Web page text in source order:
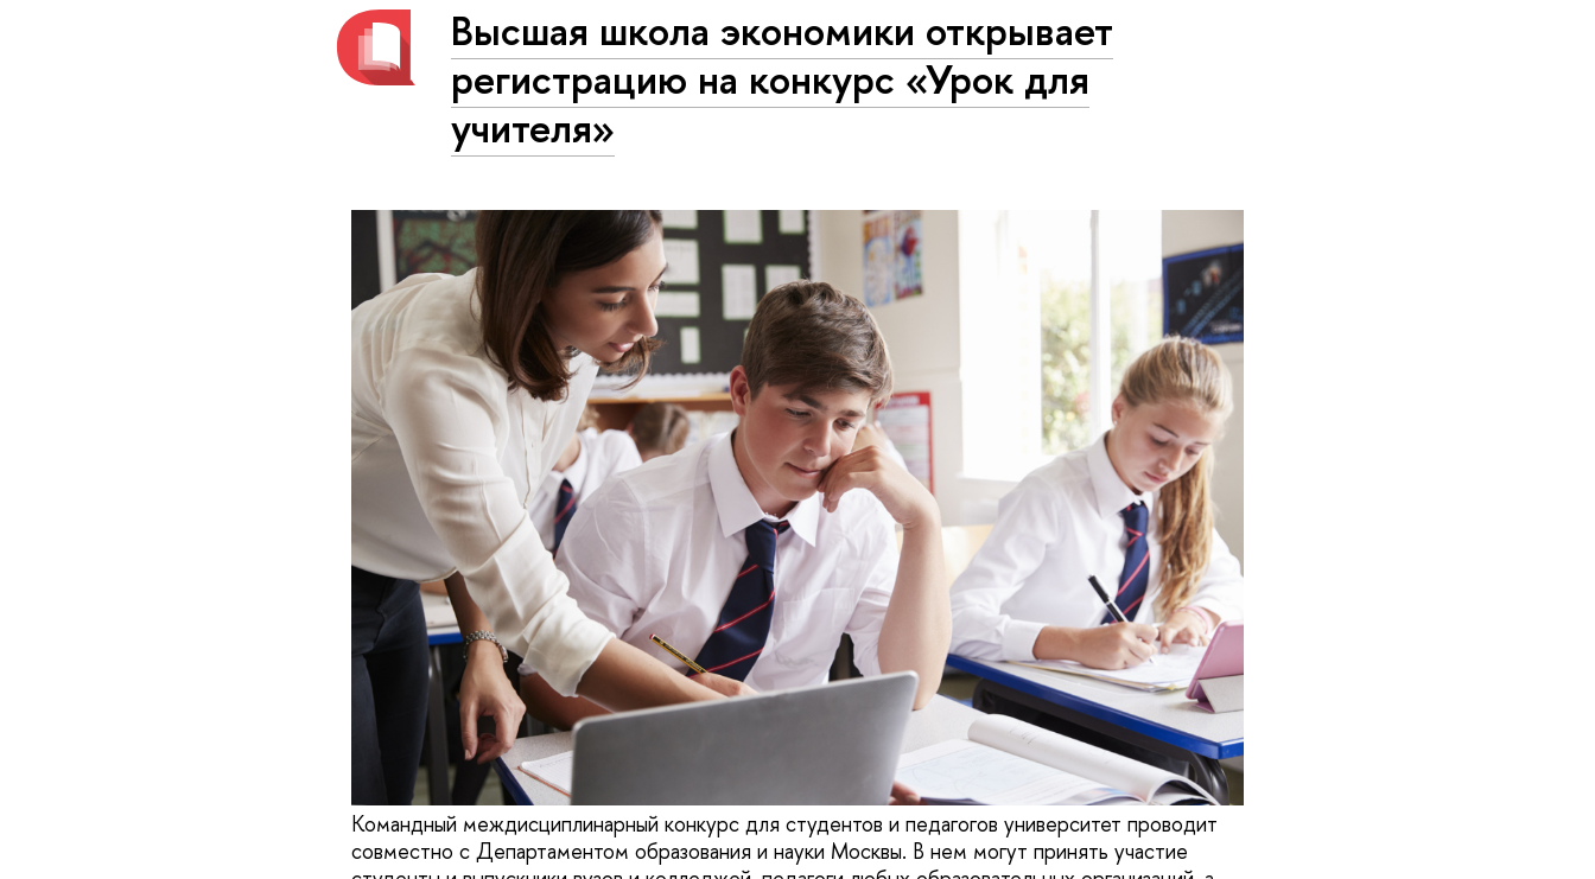
Высшая школа экономики открывает
регистрацию на конкурс «Урок для
учителя»
Командный междисциплинарный конкурс для студентов и педагогов университет проводит
совместно с Департаментом образования и науки Москвы. В нем могут принять участие